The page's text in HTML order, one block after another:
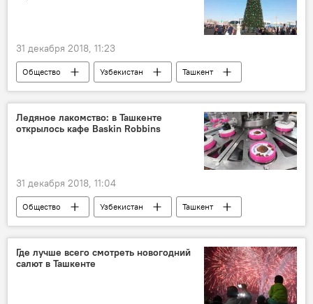
31 декабря 2018, 11:23
Общество Узбекистан
Ташкент
wi-fi
Ледяное лакомство: в Ташкенте
открылось кафе Baskin Robbins
31 декабря 2018, 11:04
Общество Узбекистан
Ташкент
мороженое
Россия
Где лучше всего смотреть новогодний
салют в Ташкенте